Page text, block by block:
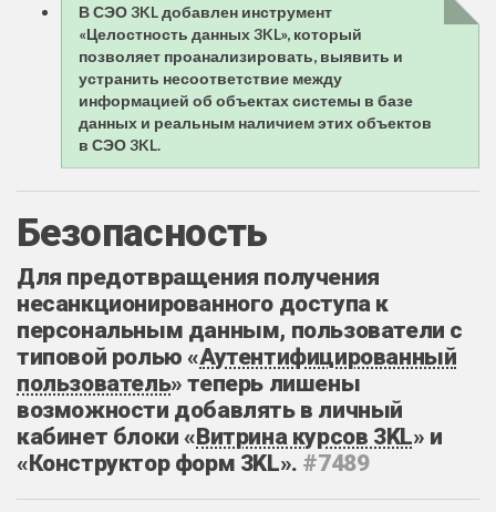
В СЭО 3KL добавлен инструмент
«Целостность данных 3KL», который
позволяет проанализировать, выявить и
устранить несоответствие между
информацией об объектах системы в базе
данных и реальным наличием этих объектов
в СЭО 3KL.
Безопасность
Для предотвращения получения
несанкционированного доступа к
персональным данным, пользователи с
типовой ролью «Аутентифицированный
пользователь» теперь лишены
возможности добавлять в личный
кабинет блоки «Витрина курсов 3KL» и
«Конструктор форм 3KL». #7489